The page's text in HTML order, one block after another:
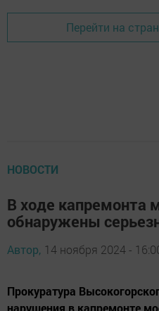
Перейти на
НОВОСТИ
В ходе капремонта
обнаружены
Автор, 14 ноября 2024 -
Прокуратура
нарушения в капремонте